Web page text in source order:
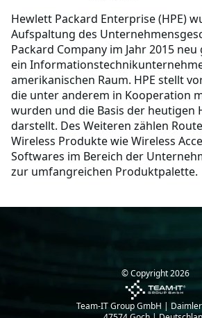
Hewlett Packard Enterprise (HPE)
Aufspaltung des
Packard Company im Jahr 2015
ein
amerikanischen Raum. HPE stellt
die unter anderem in Kooperation
wurden und die Basis der heutigen
darstellt. Des Weiteren zählen
Wireless Produkte wie Wireless
Softwares im Bereich der
zur umfangreichen Produktpalette.
© Copyright2026
Team-IT Group GmbH |